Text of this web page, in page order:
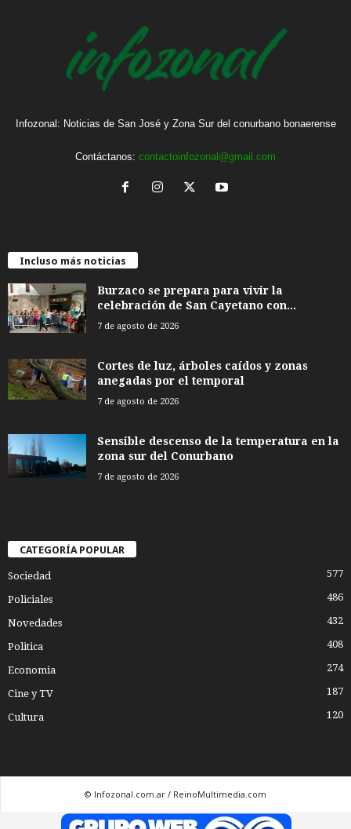
Infozonal: Noticias de San José y Zona Sur del conurbano bonaerense
Contáctanos: contactoinfozonal@gmail.com
Incluso más noticias
Burzaco se prepara para vivir la
celebración de San Cayetano con...
7 de agosto de 2026
Cortes de luz, árboles caídos y zonas
anegadas por el temporal
7 de agosto de 2026
Sensible descenso de la temperatura en la
zona sur del Conurbano
7 de agosto de 2026
CATEGORÍA POPULAR
Sociedad 577
Policiales 486
Novedades 432
Politica 408
Economia 274
Cine y TV 187
Cultura 120
© Infozonal.com.ar / ReinoMultimedia.com